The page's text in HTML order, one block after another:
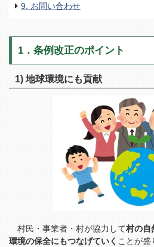
9. お問い合わせ
1．条例改正のポイント
1) 地球環境にも貢献
村民・事業者・村が協力して村の自
環境の保全にもつなげていく ことが盛